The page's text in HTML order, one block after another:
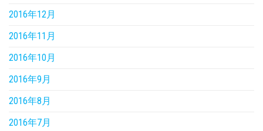
2016年12月
2016年11月
2016年10月
2016年9月
2016年8月
2016年7月